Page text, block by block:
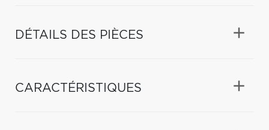
DÉTAILS DES PIÈCES
CARACTÉRISTIQUES